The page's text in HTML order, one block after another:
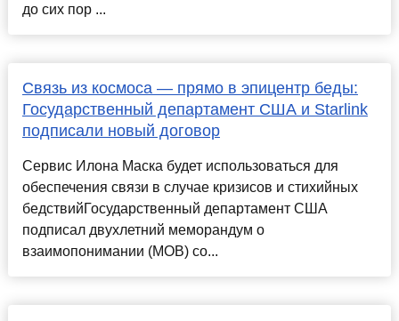
до сих пор ...
Связь из космоса — прямо в эпицентр беды:
Государственный департамент США и Starlink
подписали новый договор
Сервис Илона Маска будет использоваться для
обеспечения связи в случае кризисов и стихийных
бедствийГосударственный департамент США
подписал двухлетний меморандум о
взаимопонимании (МОВ) со...